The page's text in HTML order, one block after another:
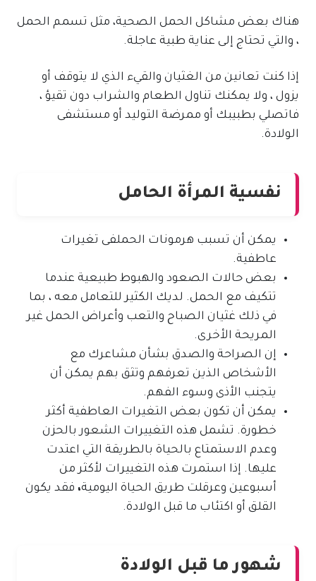
هناك بعض مشاكل الحمل الصحية، مثل تسمم الحمل
، والتي تحتاج إلى عناية طبية عاجلة.
إذا كنت تعانين من الغثيان والقيء الذي لا يتوقف أو
يزول ، ولا يمكنك تناول الطعام والشراب دون تقيؤ ،
فاتصلي بطبيبك أو ممرضة التوليد أو مستشفى
الولادة.
نفسية المرأة الحامل
يمكن أن تسبب هرمونات الحملفى تغيرات
عاطفية.
بعض حالات الصعود والهبوط طبيعية عندما
تتكيف مع الحمل. لديك الكثير للتعامل معه ، بما
في ذلك غثيان الصباح والتعب وأعراض الحمل غير
المريحة الأخرى.
إن الصراحة والصدق بشأن مشاعرك مع
الأشخاص الذين تعرفهم وتثق بهم يمكن أن
يتجنب الأذى وسوء الفهم.
يمكن أن تكون بعض التغيرات العاطفية أكثر
خطورة. تشمل هذه التغييرات الشعور بالحزن
وعدم الاستمتاع بالحياة بالطريقة التي اعتدت
عليها. إذا استمرت هذه التغييرات لأكثر من
أسبوعين وعرقلت طريق الحياة اليومية، فقد يكون
القلق أو اكتئاب ما قبل الولادة.
شهور ما قبل الولادة